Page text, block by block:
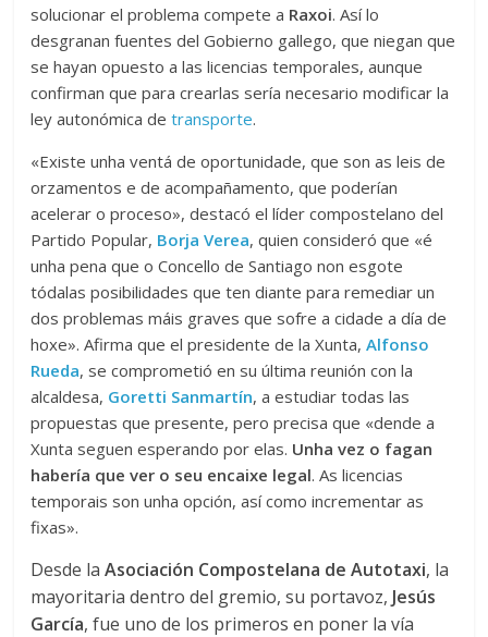
solucionar el problema compete a Raxoi. Así lo
desgranan fuentes del Gobierno gallego, que niegan que
se hayan opuesto a las licencias temporales, aunque
confirman que para crearlas sería necesario modificar la
ley autonómica detransporte.
«Existe unha ventá de oportunidade, que son as leis de
orzamentos e de acompañamento, que poderían
acelerar o proceso», destacó el líder compostelano del
Partido Popular, Borja Verea, quien consideró que «é
unha pena que o Concello de Santiago non esgote
tódalas posibilidades que ten diante para remediar un
dos problemas máis graves que sofre a cidade a día de
hoxe». Afirma que el presidente de la Xunta, Alfonso
Rueda, se comprometió en su última reunión con la
alcaldesa, Goretti Sanmartín, a estudiar todas las
propuestas que presente, pero precisa que «dende a
Xunta seguen esperando por elas. Unha vez o fagan
habería que ver o seu encaixe legal. As licencias
temporais son unha opción, así como incrementar as
fixas».
Desde laAsociación Compostelana de Autotaxi, la
mayoritaria dentro del gremio, su portavoz, Jesús
García, fue uno de los primeros en poner la vía